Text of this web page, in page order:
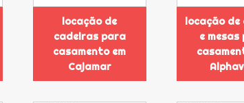
locação de
cadeiras para
casamento em
Cajamar
locação de
e